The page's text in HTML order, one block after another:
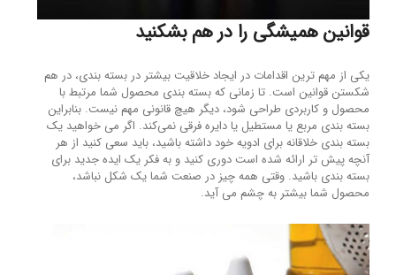
قوانین همیشگی را در هم بشکنید
یکی از مهم ترین اقدامات در ایجاد خلاقیت بیشتر در بسته بندی، در هم
شکستن قوانین است. تا زمانی که بسته بندی محصول شما مرتبط با
محصول و کاربردی طراحی شود، دیگر هیچ قانونی مهم نیست. بنابراین
بسته بندی مربع یا مستطیل یا دایره فرقی نمی‌کند. اگر می خواهید یک
بسته بندی خلاقانه برای ادویه خود داشته باشید، باید سعی کنید از هر
آنچه پیش تر ارائه شده است دوری کنید و به فکر یک ایده جدید برای
بسته بندی باشید. وقتی همه چیز در صنعت شما یک شکل نباشد،
محصول شما بیشتر به چشم می آید.